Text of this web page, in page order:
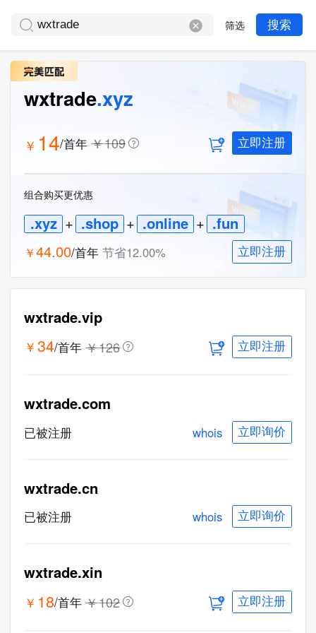
筛选 搜索
wxtrade.xyz
￥ 14/首年 ￥109 立即注册
组合购买更优惠
.xyz + .shop + .online + .fun
￥44.00/首年 节省12.00% 立即注册
wxtrade.vip
￥ 34/首年 ￥126 立即注册
wxtrade.com
已被注册 whois 立即询价
wxtrade.cn
已被注册 whois 立即询价
wxtrade.xin
￥ 18/首年 ￥102 立即注册